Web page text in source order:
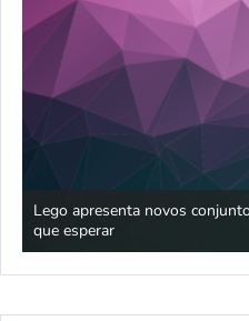
Lego apresenta novos
que esperar